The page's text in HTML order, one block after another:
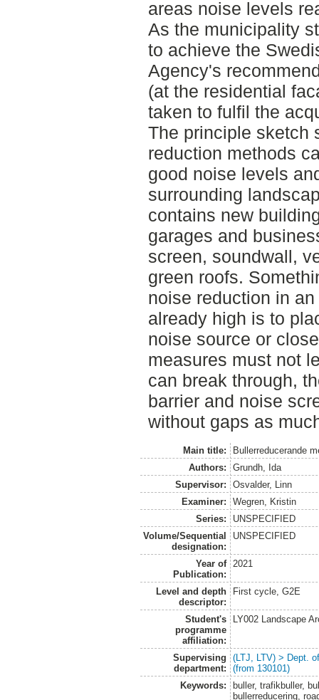
areas noise levels
As the municipality
to achieve the
Agency's
(at the residential
taken to fulfil the
The principle sketch
reduction methods
good noise levels
surrounding
contains new
garages and
screen, soundwall,
green roofs.
noise reduction in
already high is to
noise source or
measures must not
can break through,
barrier and noise
without gaps as
Main title:
Bullerreducerande
Authors:
Grundh, Ida
Supervisor:
Osvalder, Linn
Examiner:
Wegren, Kristin
Series:
UNSPECIFIED
Volume/Sequential
designation:
UNSPECIFIED
Year of
Publication:
2021
Level and depth
descriptor:
First cycle, G2E
Student's
programme
affiliation:
LY002 Landscape
Supervising
department:
(LTJ, LTV) > Dept.
(from 130101)
Keywords:
buller, trafikbuller,
bullerreducering,